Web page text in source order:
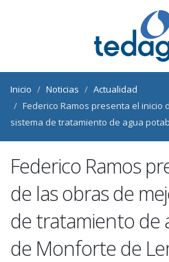
Inicio Noticias
Actualidad
Federico Ramos presenta el inicio
sistema de tratamiento de agua
Federico Ramos
de las obras de
de tratamiento de
de Monforte de